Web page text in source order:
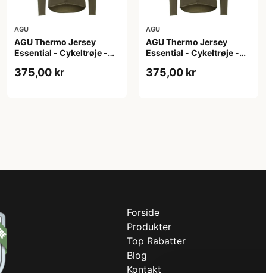
AGU
AGU Thermo Jersey
Essential - Cykeltrøje -
375,00 kr
AGU
AGU Thermo Jersey
Essential - Cykeltrøje -
XL
375,00 kr
Forside
Produkter
Top Rabatter
Blog
Kontakt